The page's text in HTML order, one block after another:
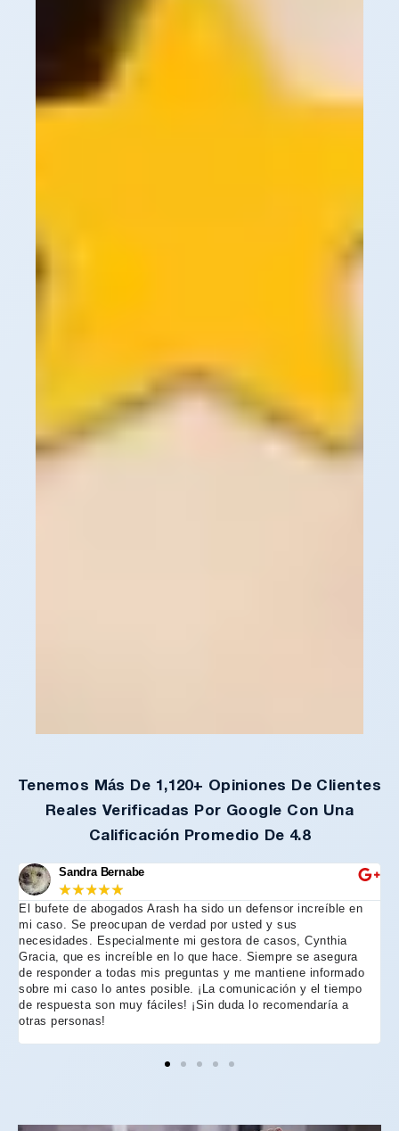
Tenemos Más De 1,120+ Opiniones De Clientes
Reales Verificadas Por Google Con Una
Calificación Promedio De 4.8
Sandra Bernabe
★★★★★
El bufete de abogados Arash ha sido un defensor increíble en
mi caso. Se preocupan de verdad por usted y sus
necesidades. Especialmente mi gestora de casos, Cynthia
Gracia, que es increíble en lo que hace. Siempre se asegura
de responder a todas mis preguntas y me mantiene informado
sobre mi caso lo antes posible. ¡La comunicación y el tiempo
de respuesta son muy fáciles! ¡Sin duda lo recomendaría a
otras personas!